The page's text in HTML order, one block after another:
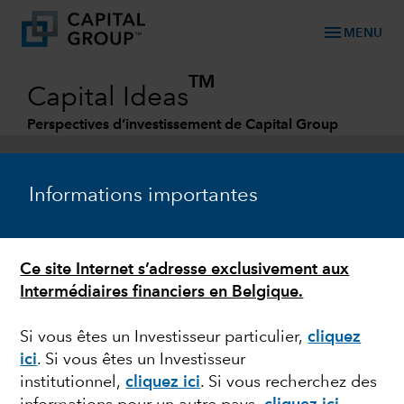
Informations importantes
Ce site Internet s’adresse exclusivement aux
Intermédiaires financiers en Belgique.
Si vous êtes un Investisseur particulier,cliquez
ici. Si vous êtes un Investisseur
institutionnel,cliquez ici. Si vous recherchez des
menu MENU
Capital Ideas
TM
Perspectives d’investissement de Capital Group
GESTION OBLIGATAIRE